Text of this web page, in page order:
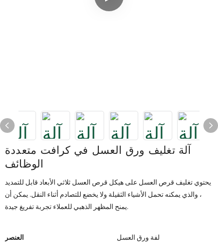
آلة تغليف ورق العسل في كرافت متعددة
الوظائف
يحتوي تغليف قرص العسل على هيكل قرص العسل ثلاثي الأبعاد قابل للتمديد
، والذي يمكنه تحمل الأشياء الثقيلة ولا يخضع للتصادم أثناء النقل. يمكن أن
يمنح المظهر الذهبي للعملاء تجربة تفريغ جيدة.
لفة ورق العسل